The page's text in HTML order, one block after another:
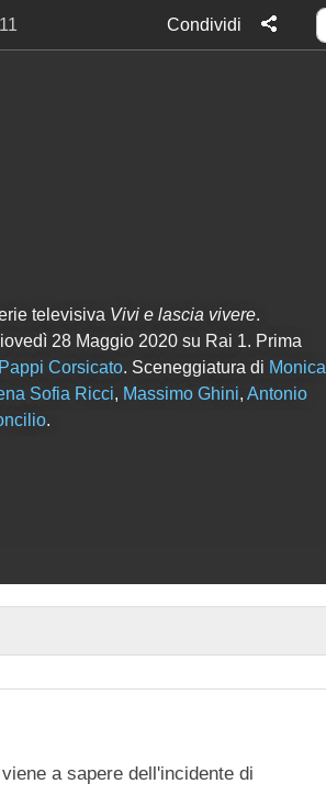
Condividi
televisiva Vivi e lascia vivere.
28 Maggio 2020 su Rai 1. Prima
Pappi Corsicato. Sceneggiatura di Monica
Sofia Ricci, Massimo Ghini, Antonio
.
a sapere dell'incidente di